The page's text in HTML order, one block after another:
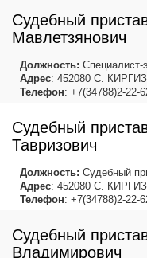
Судебный
Мавлетзянович
Должность: Специалист-
Адрес: 452080 С.
Телефон: +7(34788)2-22-
Судебный
Тавризович
Должность: Судебный
Адрес: 452080 С.
Телефон: +7(34788)2-22-
Судебный
Владимирович